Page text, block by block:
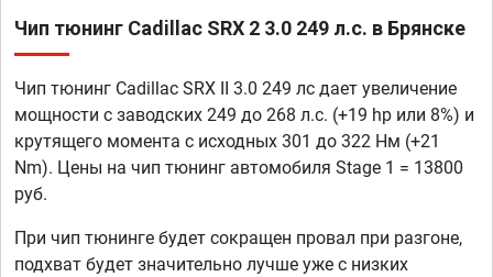
Чип тюнинг Cadillac SRX 2 3.0 249 л.с. в Брянске
Чип тюнинг Cadillac SRX II 3.0 249 лс дает увеличение
мощности с заводских 249 до 268 л.с. (+19 hp или 8%) и
крутящего момента с исходных 301 до 322 Нм (+21
Nm). Цены на чип тюнинг автомобиля Stage 1 = 13800
руб.
При чип тюнинге будет сокращен провал при разгоне,
подхват будет значительно лучше уже с низких